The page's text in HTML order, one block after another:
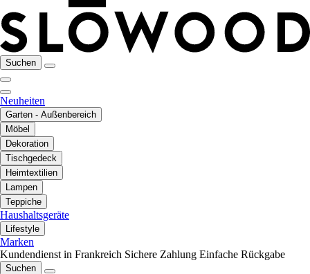
Suchen
Neuheiten
Garten - Außenbereich
Möbel
Dekoration
Tischgedeck
Heimtextilien
Lampen
Teppiche
Haushaltsgeräte
Lifestyle
Marken
Kundendienst in Frankreich Sichere Zahlung Einfache Rückgabe
Suchen